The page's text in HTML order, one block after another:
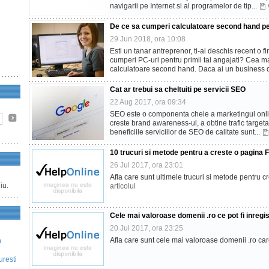
navigarii pe Internet si al programelor de tip...
De ce sa cumperi calculatoare second hand
29 Jun 2018, ora 10:08
Esti un tanar antreprenor, ti-ai deschis recent o
cumperi PC-uri pentru primii tai angajati? Cea
calculatoare second hand. Daca ai un business
Cat ar trebui sa cheltuiti pe servicii SEO
22 Aug 2017, ora 09:34
SEO este o componenta cheie a marketingul
creste brand awareness-ul, a obtine trafic
beneficiile serviciilor de SEO de calitate sunt...
10 trucuri si metode pentru a creste o pagina
26 Jul 2017, ora 23:01
Afla care sunt ultimele trucuri si metode pentru
articolul
Cele mai valoroase domenii .ro ce pot fi
20 Jul 2017, ora 23:25
Afla care sunt cele mai valoroase domenii .ro